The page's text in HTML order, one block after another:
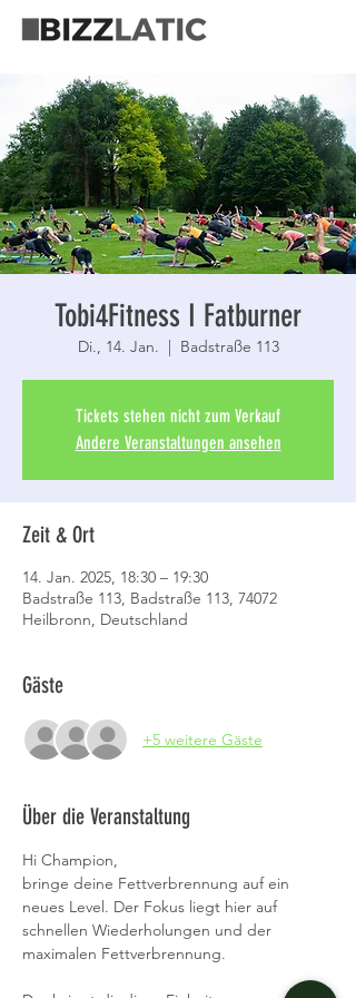
Tobi4Fitness I Fatburner
Di., 14. Jan.
  |
Badstraße 113
Tickets stehen nicht zum Verkauf
Andere Veranstaltungen ansehen
Zeit & Ort
14. Jan. 2025, 18:30 – 19:30
Badstraße 113, Badstraße 113, 74072
Heilbronn, Deutschland
Gäste
+5 weitere Gäste
Über die Veranstaltung
Hi Champion,
bringe deine Fettverbrennung auf ein
neues Level. Der Fokus liegt hier auf
schnellen Wiederholungen und der
maximalen Fettverbrennung.